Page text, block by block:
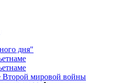
дня"
Второй мировой войны